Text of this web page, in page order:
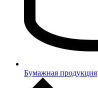
Бумажная продукция